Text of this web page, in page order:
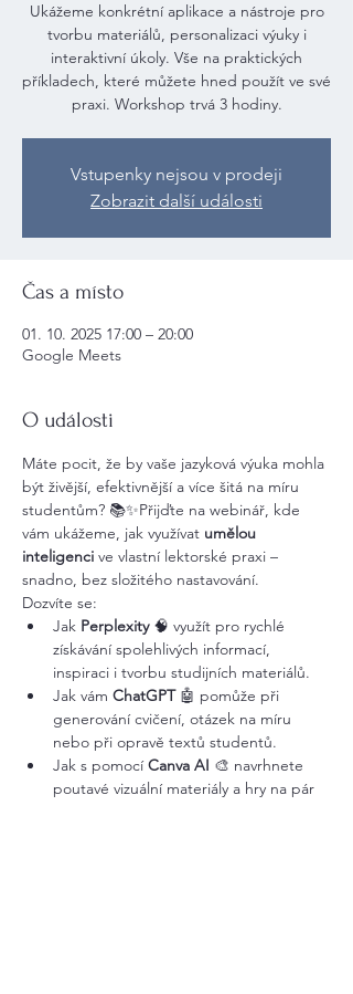
Ukážeme konkrétní aplikace a nástroje pro
tvorbu materiálů, personalizaci výuky i
interaktivní úkoly. Vše na praktických
příkladech, které můžete hned použít ve své
praxi. Workshop trvá 3 hodiny.
Vstupenky nejsou v prodeji
Zobrazit další události
Čas a místo
01. 10. 2025 17:00 – 20:00
Google Meets
O události
Máte pocit, že by vaše jazyková výuka mohla
být živější, efektivnější a více šitá na míru
studentům? 📚✨Přijďte na webinář, kde
vám ukážeme, jak využívat umělou
inteligenci ve vlastní lektorské praxi –
snadno, bez složitého nastavování.
Dozvíte se:
Jak Perplexity 🧠 využít pro rychlé
získávání spolehlivých informací,
inspiraci i tvorbu studijních materiálů.
Jak vám ChatGPT 🤖 pomůže při
generování cvičení, otázek na míru
nebo při opravě textů studentů.
Jak s pomocí Canva AI 🎨 navrhnete
poutavé vizuální materiály a hry na pár